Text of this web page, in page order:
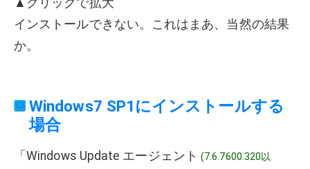
インストールできない。これはまあ、当然の結果
か。
Windows7 SP1にインストールする
場合
「Windows Update エージェント (7.6.7600.320以